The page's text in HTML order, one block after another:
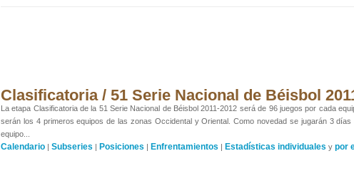
Clasificatoria / 51 Serie Nacional de Béisbol
La etapa Clasificatoria de la 51 Serie Nacional de Béisbol 2011-2012 será de 96 juegos por cada
serán los 4 primeros equipos de las zonas Occidental y Oriental. Como novedad se jugarán 3
equipo...
Calendario | Subseries | Posiciones | Enfrentamientos | Estadísticas individuales y por